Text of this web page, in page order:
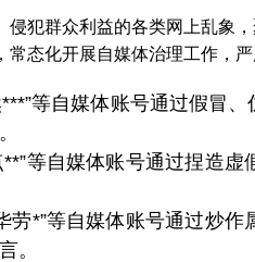
犯群众利益的各类网上乱象
态化开展自媒体治理工作，
***”等自媒体账号通过假
**”等自媒体账号通过捏造
华劳*”等自媒体账号通过炒
。